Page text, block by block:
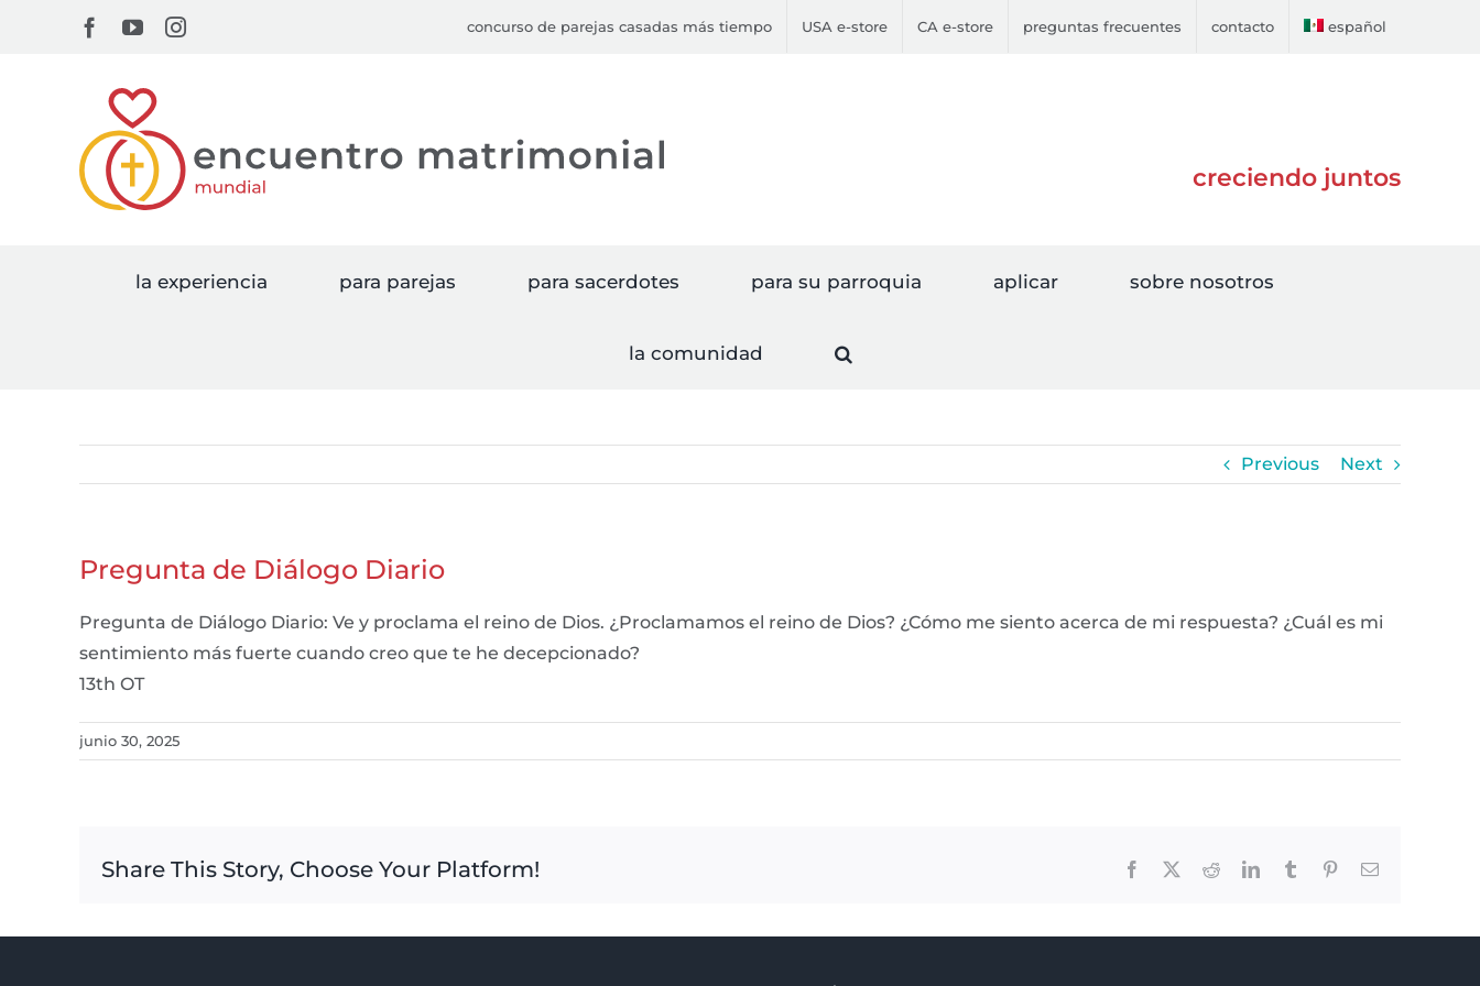
Facebook
YouTubeInstagram concurso de parejas casadas más tiempo USA e-store CA e-store preguntas frecuentes contacto español
creciendo juntos
la experiencia para parejas para sacerdotes para su parroquia aplicar sobre nosotros
la comunidad
Previous Next
Pregunta de Diálogo Diario
Pregunta de Diálogo Diario: Ve y proclama el reino de Dios. ¿Proclamamos el reino de Dios? ¿Cómo me siento acerca de mi respuesta? ¿Cuál es mi
sentimiento más fuerte cuando creo que te he decepcionado?
13th OT
junio 30, 2025
Share This Story, Choose Your Platform! Facebook RedditLinkedInTumblr PinterestEmail